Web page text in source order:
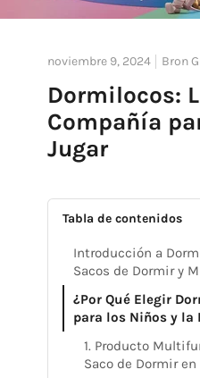
noviembre 9, 2024 Bron
Dormilocos:
Compañía
Jugar
Tabla de contenidos
Introducción a
Sacos de Dormir y
¿Por Qué Elegir
para los Niños y la
1. Producto
Saco de Dormir en